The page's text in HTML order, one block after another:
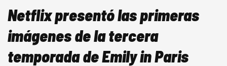
Netflix presentó las primeras
imágenes de la tercera
temporada de Emily in Paris